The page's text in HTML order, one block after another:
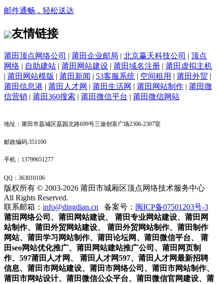
邮件通畅，轻松送达
友情链接
莆田顶点网络公司 | 莆田企业邮局 | 北京赢天科技公司 | 顶点
网络 | 自助建站 | 莆田网站建设 | 莆田域名注册 | 莆田虚拟主机
| 莆田网站模版 | 莆田新闻 | 53客服系统 | 空间租用 | 莆田外贸 |
莆田信息港 | 莆田人才网 | 莆田生活网 | 莆田网站制作 | 莆田微
信营销 | 莆田360搜索 | 莆田微信平台 | 莆田微信网站
地址：莆田市荔城区荔园北路699号三迪创富广场2306-2307室
邮政编码:351100
手机：13799651277
QQ： 363010106
版权所有 © 2003-2026 莆田市城厢区顶点网络技术服务中心
All Rights Reserved.
联系邮箱： info@dingdian.cn 备案号： 闽ICP备07501203号-3
莆田网络公司 、 莆田网站建设、 莆田专业网站建设、 莆田网
站制作、 莆田外贸网站建设、 莆田外贸网站制作、 莆田制作
网站、 莆田学习网站制作、 莆田论坛网、莆田微信平台、
莆
田seo网站优化推广、 莆田网站建站推广公司 、 莆田网页制
作、 597莆田人才网、 莆田人才网597、 莆田人才网最新招聘
信息、 莆田市网站建设、 莆田市网络公司 、 莆田市网站制作、
莆田市网站设计、莆田微信公众平台、莆田微信官网建设、莆